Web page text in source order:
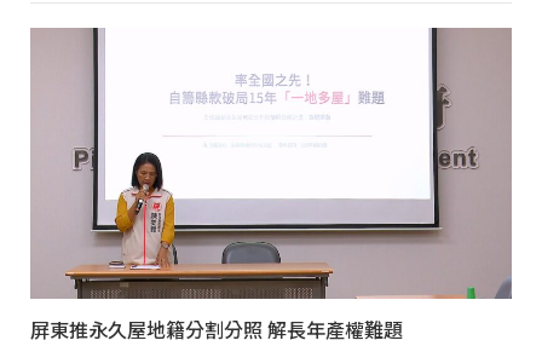
屏東推永久屋地籍分割分照 解長年產權難題